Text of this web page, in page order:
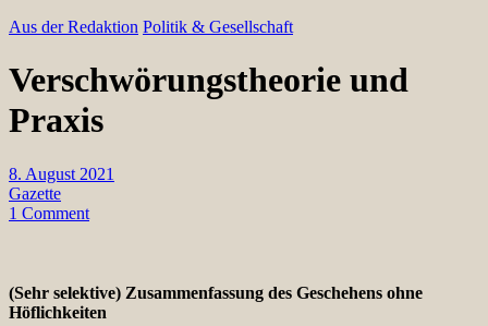
Aus der Redaktion Politik & Gesellschaft
Verschwörungstheorie und
Praxis
8. August 2021
Gazette
1 Comment
(Sehr selektive) Zusammenfassung des Geschehens ohne
Höflichkeiten